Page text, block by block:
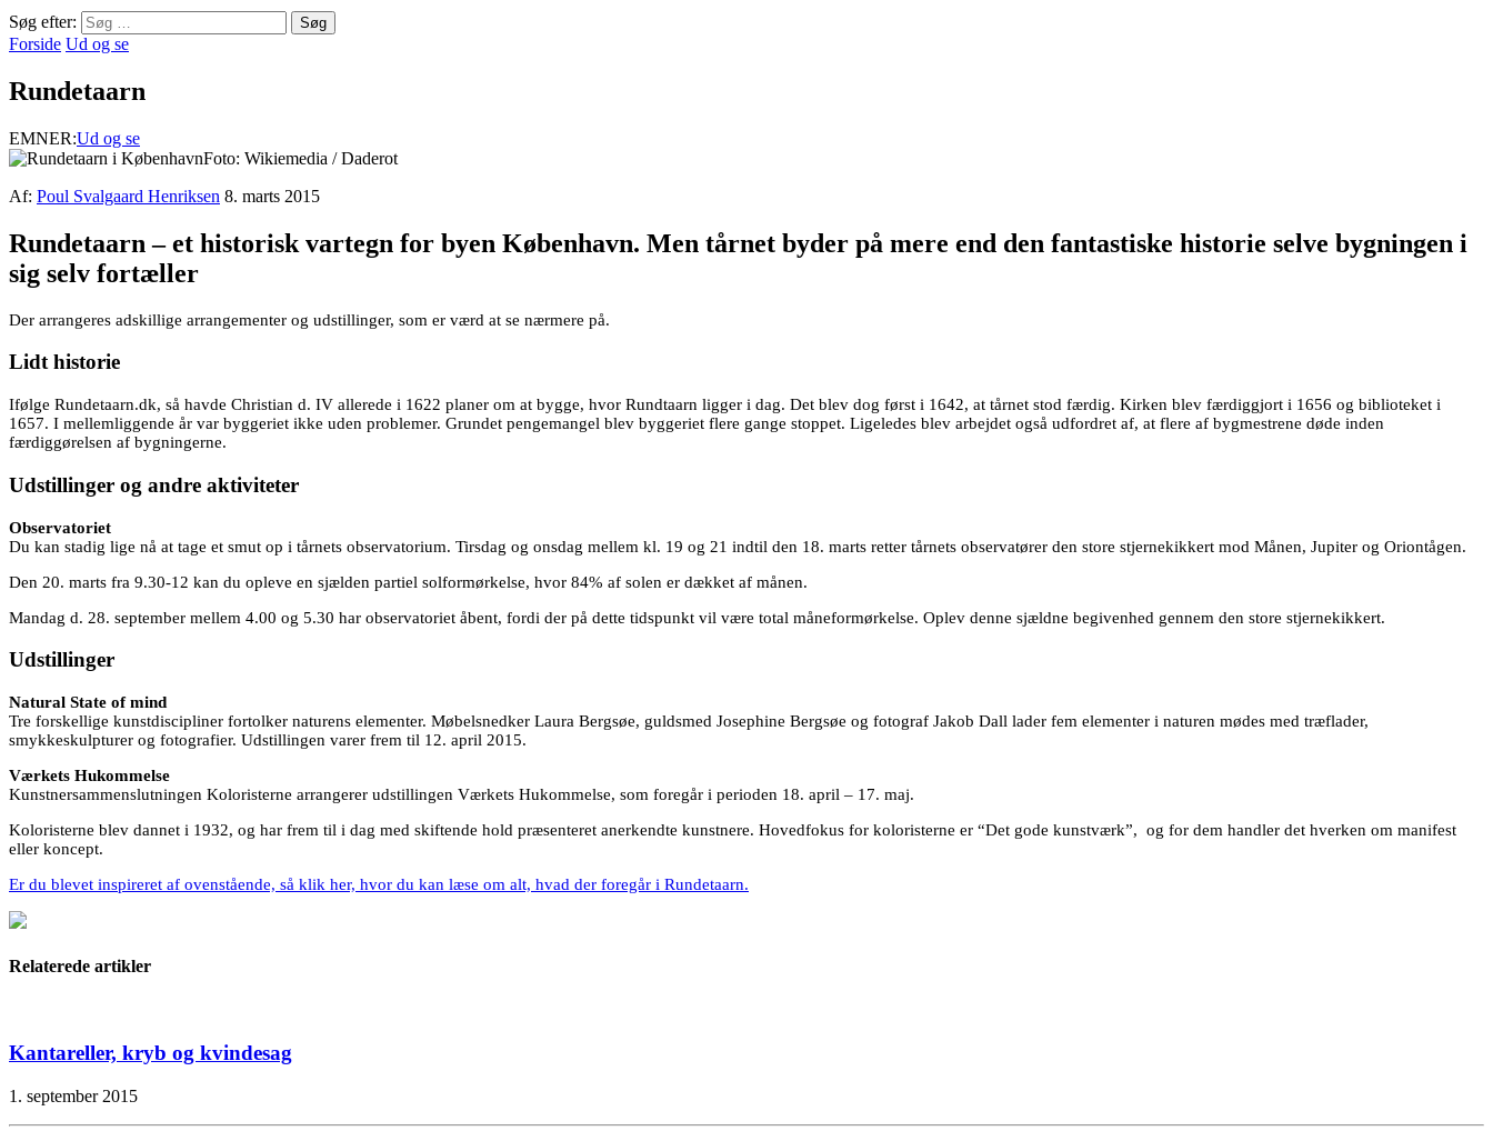
Søg efter:
Forside Ud og se
Rundetaarn
EMNER:Ud og se
Foto: Wikiemedia / Daderot
Af: Poul Svalgaard Henriksen 8. marts 2015
Rundetaarn – et historisk vartegn for byen København. Men tårnet byder på mere end den fantastiske historie selve bygningen i
sig selv fortæller
Der arrangeres adskillige arrangementer og udstillinger, som er værd at se nærmere på.
Lidt historie
Ifølge Rundetaarn.dk, så havde Christian d. IV allerede i 1622 planer om at bygge, hvor Rundtaarn ligger i dag. Det blev dog først i 1642, at tårnet stod færdig. Kirken blev færdiggjort i 1656 og biblioteket i
1657. I mellemliggende år var byggeriet ikke uden problemer. Grundet pengemangel blev byggeriet flere gange stoppet. Ligeledes blev arbejdet også udfordret af, at flere af bygmestrene døde inden
færdiggørelsen af bygningerne.
Udstillinger og andre aktiviteter
Observatoriet
Du kan stadig lige nå at tage et smut op i tårnets observatorium. Tirsdag og onsdag mellem kl. 19 og 21 indtil den 18. marts retter tårnets observatører den store stjernekikkert mod Månen, Jupiter og Oriontågen.
Den 20. marts fra 9.30-12 kan du opleve en sjælden partiel solformørkelse, hvor 84% af solen er dækket af månen.
Mandag d. 28. september mellem 4.00 og 5.30 har observatoriet åbent, fordi der på dette tidspunkt vil være total måneformørkelse. Oplev denne sjældne begivenhed gennem den store stjernekikkert.
Udstillinger
Natural State of mind
Tre forskellige kunstdiscipliner fortolker naturens elementer. Møbelsnedker Laura Bergsøe, guldsmed Josephine Bergsøe og fotograf Jakob Dall lader fem elementer i naturen mødes med træflader,
smykkeskulpturer og fotografier. Udstillingen varer frem til 12. april 2015.
Værkets Hukommelse
Kunstnersammenslutningen Koloristerne arrangerer udstillingen Værkets Hukommelse, som foregår i perioden 18. april – 17. maj.
Koloristerne blev dannet i 1932, og har frem til i dag med skiftende hold præsenteret anerkendte kunstnere. Hovedfokus for koloristerne er “Det gode kunstværk”, og for dem handler det hverken om manifest
eller koncept.
Er du blevet inspireret af ovenstående, så klik her, hvor du kan læse om alt, hvad der foregår i Rundetaarn.
Relaterede artikler
Kantareller, kryb og kvindesag
1. september 2015